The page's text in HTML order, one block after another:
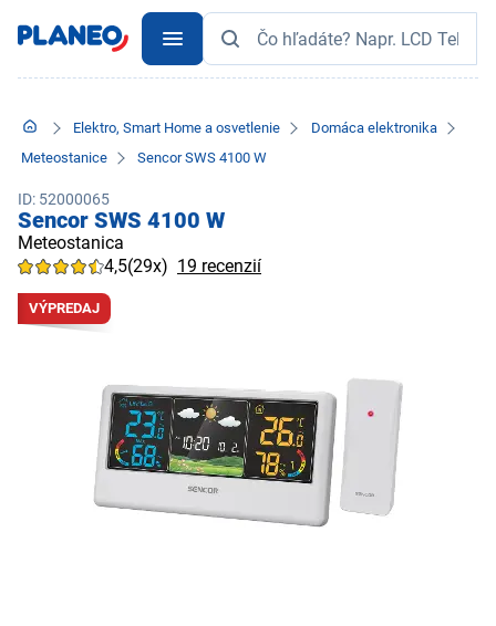
Elektro, Smart Home a osvetlenie
Domáca elektronika
Meteostanice
Sencor SWS 4100 W
ID: 52000065
Sencor SWS 4100 W
Meteostanica
4,5(29x) 19 recenzií
VÝPREDAJ